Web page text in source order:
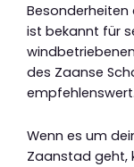
Besonderheiten
ist bekannt für
des Zaanse
empfehlenswert.
Wenn es um
Zaanstad geht,